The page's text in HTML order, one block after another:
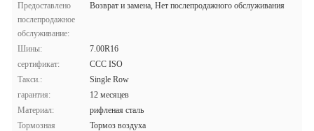
Предоставлено
послепродажное
обслуживание:
Возврат и замена, Нет послепродажного обслуживания
Шины:
7.00R16
сертификат:
CCC ISO
Такси.:
Single Row
гарантия:
12 месяцев
Материал:
рифленая сталь
Тормозная
Тормоз воздуха